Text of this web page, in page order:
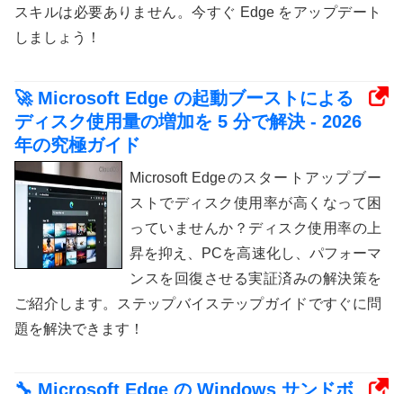
スキルは必要ありません。今すぐ Edge をアップデート
しましょう！
🚀 Microsoft Edge の起動ブーストによる
ディスク使用量の増加を 5 分で解決 - 2026
年の究極ガイド
Microsoft Edgeのスタートアップブー
ストでディスク使用率が高くなって困
っていませんか？ディスク使用率の上
昇を抑え、PCを高速化し、パフォーマ
ンスを回復させる実証済みの解決策を
ご紹介します。ステップバイステップガイドですぐに問
題を解決できます！
🔧 Microsoft Edge の Windows サンドボ